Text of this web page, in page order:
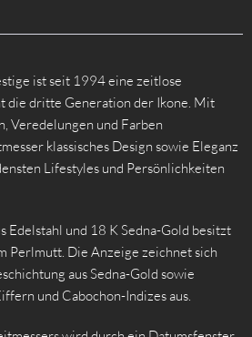
ist seit 1994 eine zeitlose
die dritte Generation der Ikone. Mit
Veredelungen und Farben
klassisches Design sowie Eleganz
Lifestyles und Persönlichkeiten
Edelstahl und 18 K Sedna-Gold besitzt
Perlmutt. Die Anzeige zeichnet sich
aus Sedna-Gold sowie
und Cabochon-Indizes aus.